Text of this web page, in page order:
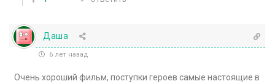
Даша
6 лет назад
Очень хороший фильм, поступки героев самые настоящие в